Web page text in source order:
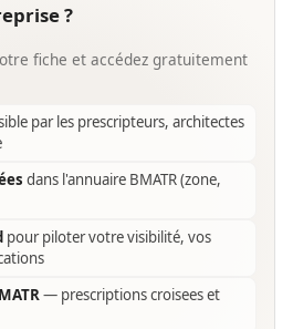
?
fiche et accédez gratuitement
par les prescripteurs, architectes
dans l'annuaire BMATR (zone,
pour piloter votre visibilité, vos
— prescriptions croisees et